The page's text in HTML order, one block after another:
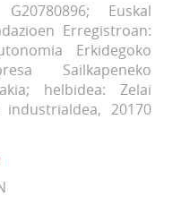
Euskal
Erregistroan:
Erkidegoko
Sailkapeneko
helbidea: Zelai
20170